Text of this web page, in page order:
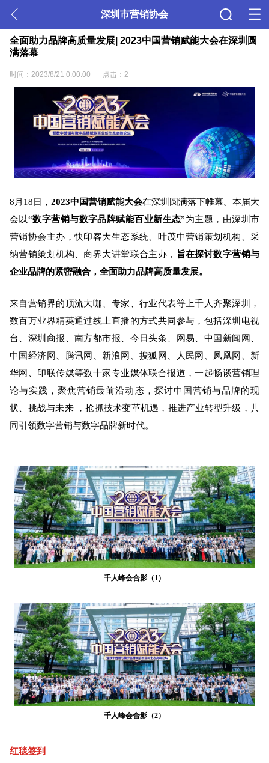
深圳市营销协会
全面助力品牌高质量发展| 2023中国营销赋能大会在深圳圆
满落幕
时间：2023/8/21 0:00:00 点击：2
8月18日， 2023中国营销赋能大会在深圳圆满落下帷幕。本届大
会以“数字营销与数字品牌赋能百业新生态”为主题，由深圳市
营销协会主办，快印客大生态系统、叶茂中营销策划机构、采
纳营销策划机构、商界大讲堂联合主办， 旨在探讨数字营销与
企业品牌的紧密融合，全面助力品牌高质量发展。
来自营销界的顶流大咖、专家、行业代表等上千人齐聚深圳，
数百万业界精英通过线上直播的方式共同参与，包括深圳电视
台、深圳商报、南方都市报、今日头条、网易、中国新闻网、
中国经济网、腾讯网、新浪网、搜狐网、人民网、凤凰网、新
华网、印联传媒等数十家专业媒体联合报道，一起畅谈营销理
论与实践，聚焦营销最前沿动态，探讨中国营销与品牌的现
状、挑战与未来 ，抢抓技术变革机遇，推进产业转型升级，共
同引领数字营销与数字品牌新时代。
千人峰会合影（1）
千人峰会合影（2）
红毯签到